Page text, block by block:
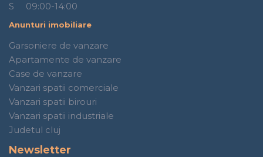
S 09:00-14:00
Anunturi imobiliare
Garsoniere de vanzare
Apartamente de vanzare
Case de vanzare
Vanzari spatii comerciale
Vanzari spatii birouri
Vanzari spatii industriale
Judetul cluj
Newsletter